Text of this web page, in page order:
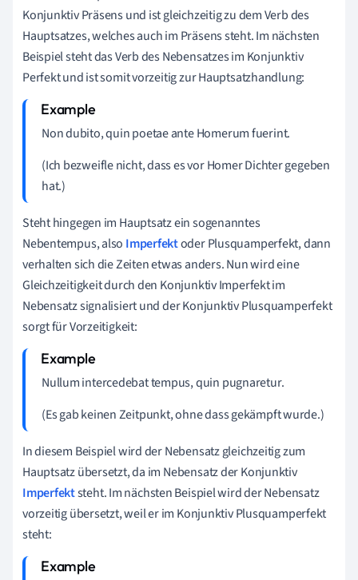
Konjunktiv Präsens und ist gleichzeitig zu dem Verb des
Hauptsatzes, welches auch im Präsens steht. Im nächsten
Beispiel steht das Verb des Nebensatzes im Konjunktiv
Perfekt und ist somit vorzeitig zur Hauptsatzhandlung:
Non dubito, quin poetae ante Homerum fuerint.
(Ich bezweifle nicht, dass es vor Homer Dichter gegeben
hat.)
Steht hingegen im Hauptsatz ein sogenanntes
Nebentempus, also Imperfektoder Plusquamperfekt, dann
verhalten sich die Zeiten etwas anders. Nun wird eine
Gleichzeitigkeit durch den Konjunktiv Imperfekt im
Nebensatz signalisiert und der Konjunktiv Plusquamperfekt
sorgt für Vorzeitigkeit:
Nullum intercedebat tempus, quin pugnaretur.
(Es gab keinen Zeitpunkt, ohne dass gekämpft wurde.)
In diesem Beispiel wird der Nebensatz gleichzeitig zum
Hauptsatz übersetzt, da im Nebensatz der Konjunktiv
Imperfektsteht. Im nächsten Beispiel wird der Nebensatz
vorzeitig übersetzt, weil er im Konjunktiv Plusquamperfekt
steht: